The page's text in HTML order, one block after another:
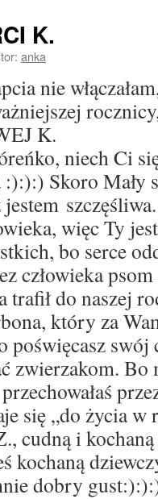
K.
anka
nie
K.
niech Ci
Skoro Mały
więc Ty
bo serce
człowieka
do naszej
który za
poświęcasz
zwierzakom. Bo
się „do życia
cudną i
kochaną
dobry